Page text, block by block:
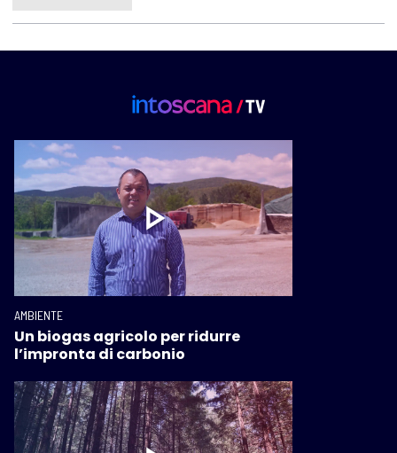
AMBIENTE
Un biogas agricolo per ridurre
l’impronta di carbonio